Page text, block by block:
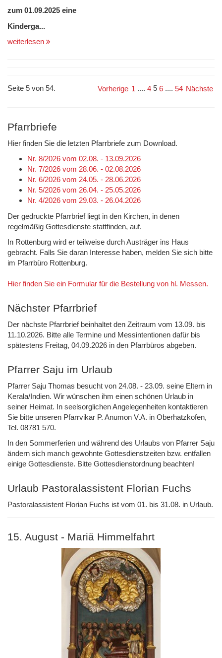
zum 01.09.2025 eine
Kinderga...
weiterlesen
Seite 5 von 54. Vorherige 1 .... 4 5 6 .... 54 Nächste
Pfarrbriefe
Hier finden Sie die letzten Pfarrbriefe zum Download.
Nr. 8/2026 vom 02.08. - 13.09.2026
Nr. 7/2026 vom 28.06. - 02.08.2026
Nr. 6/2026 vom 24.05. - 28.06.2026
Nr. 5/2026 vom 26.04. - 25.05.2026
Nr. 4/2026 vom 29.03. - 26.04.2026
Der gedruckte Pfarrbrief liegt in den Kirchen, in denen
regelmäßig Gottesdienste stattfinden, auf.
In Rottenburg wird er teilweise durch Austräger ins Haus
gebracht. Falls Sie daran Interesse haben, melden Sie sich bitte
im Pfarrbüro Rottenburg.
Hier finden Sie ein Formular für die Bestellung von hl. Messen.
Nächster Pfarrbrief
Der nächste Pfarrbrief beinhaltet den Zeitraum vom 13.09. bis
11.10.2026. Bitte alle Termine und Messintentionen dafür bis
spätestens Freitag, 04.09.2026 in den Pfarrbüros abgeben.
Pfarrer Saju im Urlaub
Pfarrer Saju Thomas besucht von 24.08. - 23.09. seine Eltern in
Kerala/Indien. Wir wünschen ihm einen schönen Urlaub in
seiner Heimat. In seelsorglichen Angelegenheiten kontaktieren
Sie bitte unseren Pfarrvikar P. Anumon V.A. in Oberhatzkofen,
Tel. 08781 570.
In den Sommerferien und während des Urlaubs von Pfarrer Saju
ändern sich manch gewohnte Gottesdienstzeiten bzw. entfallen
einige Gottesdienste. Bitte Gottesdienstordnung beachten!
Urlaub Pastoralassistent Florian Fuchs
Pastoralassistent Florian Fuchs ist vom 01. bis 31.08. in Urlaub.
15. August - Mariä Himmelfahrt